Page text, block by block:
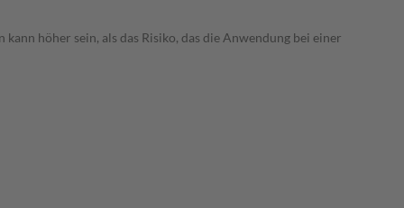
höher sein, als das Risiko, das die Anwendung bei einer